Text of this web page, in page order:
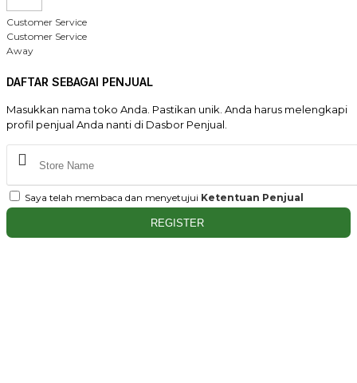
Customer Service
Customer Service
Away
DAFTAR SEBAGAI PENJUAL
Masukkan nama toko Anda. Pastikan unik. Anda harus melengkapi
profil penjual Anda nanti di Dasbor Penjual.
Saya telah membaca dan menyetujui Ketentuan Penjual
REGISTER